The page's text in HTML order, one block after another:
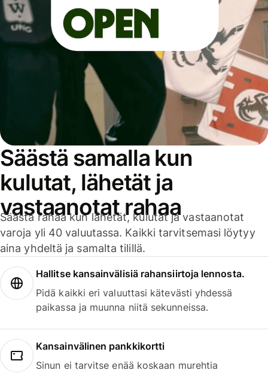
Säästä samalla kun
kulutat, lähetät ja
vastaanotat rahaa
Säästä rahaa kun lähetät, kulutat ja vastaanotat
varoja yli 40 valuutassa. Kaikki tarvitsemasi löytyy
aina yhdeltä ja samalta tilillä.
Hallitse kansainvälisiä rahansiirtoja lennosta.
Pidä kaikki eri valuuttasi kätevästi yhdessä
paikassa ja muunna niitä sekunneissa.
Kansainvälinen pankkikortti
Sinun ei tarvitse enää koskaan murehtia